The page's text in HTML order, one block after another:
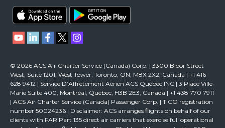
© 2026 ACS Air Charter Service (Canada) Corp. | 3300 Bloor Street
West, Suite 1201, West Tower, Toronto, ON, M8X 2X2, Canada | +1 416
628 9412 | Service D’Affrètement Aérien ACS Québec INC | 3 Place Ville-
Marie Suite 400, Montréal, Québec, H3B 2E3, Canada | +1 438 770 7911
| ACS Air Charter Service (Canada) Passenger Corp. | TICO registration
number 50024236 | Disclaimer: ACS arranges flights on behalf of our
clients with FAR Part 135 direct air carriers that exercise full operational